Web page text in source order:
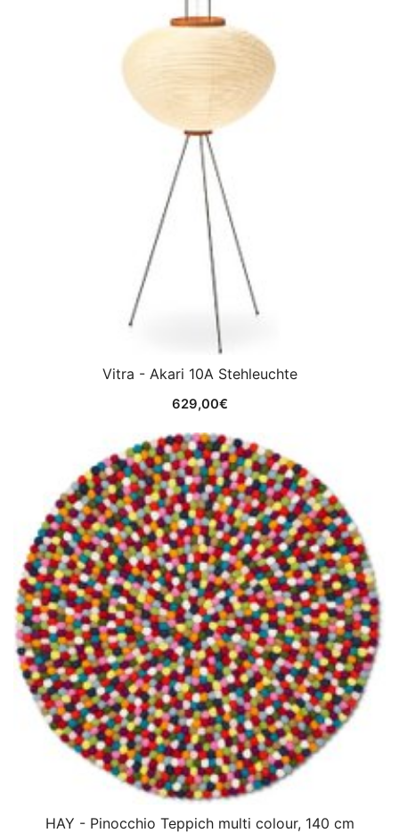
Vitra - Akari 10A Stehleuchte
629,00€
HAY - Pinocchio Teppich multi colour, 140 cm